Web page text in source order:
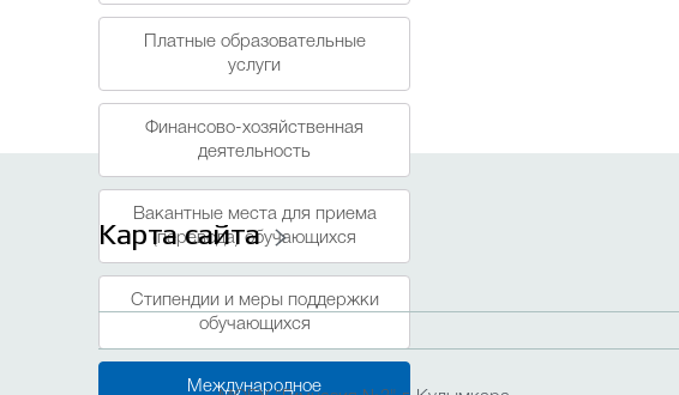
Платные образовательные
услуги
Финансово-хозяйственная
деятельность
Вакантные места для приема
(перевода) обучающихся
Стипендии и меры поддержки
обучающихся
Международное
Карта сайта